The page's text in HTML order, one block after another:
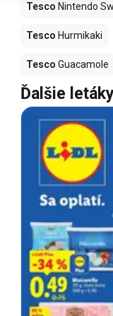
Tesco Nintendo
Tesco Hurmikaki
Tesco Guacamole
Ďalšie